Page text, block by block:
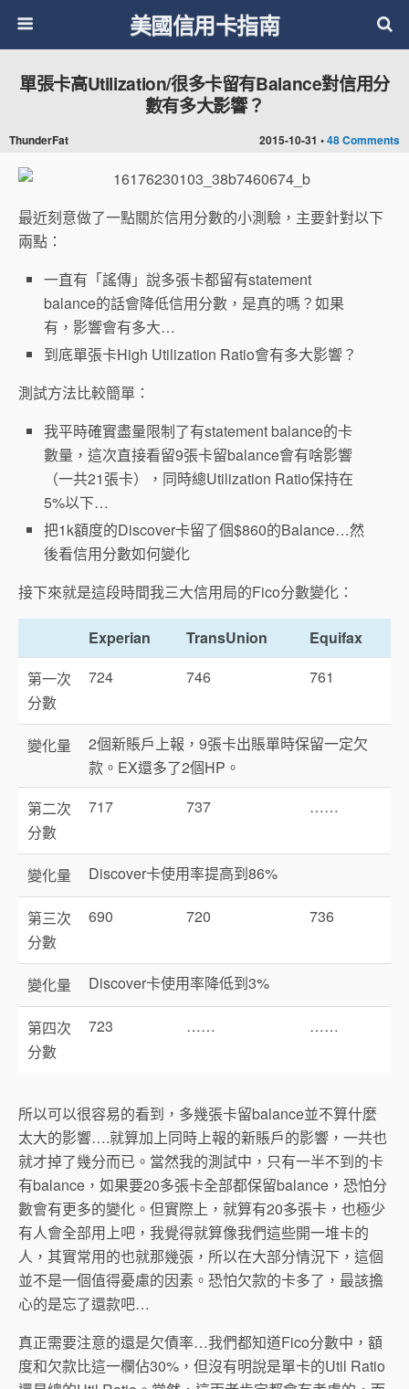
美國信用卡指南
2015-10-31 •48 Comments
單張卡高Utilization/很多卡留有Balance對信用分
數有多大影響？
ThunderFat
最近刻意做了一點關於信用分數的小測驗，主要針對以下
兩點：
一直有「謠傳」說多張卡都留有statement
balance的話會降低信用分數，是真的嗎？如果
有，影響會有多大…
到底單張卡High Utilization Ratio會有多大影響？
測試方法比較簡單：
我平時確實盡量限制了有statement balance的卡
數量，這次直接看留9張卡留balance會有啥影響
（一共21張卡），同時總Utilization Ratio保持在
5%以下…
把1k額度的Discover卡留了個$860的Balance…然
後看信用分數如何變化
接下來就是這段時間我三大信用局的Fico分數變化：
Experian TransUnion
Equifax
第一次
分數
724 746 761
變化量
2個新賬戶上報，9張卡出賬單時保留一定欠
款。EX還多了2個HP。
第二次
分數
717 737 ……
變化量 Discover卡使用率提高到86%
第三次
分數
690 720 736
變化量 Discover卡使用率降低到3%
第四次
分數
723 …… ……
所以可以很容易的看到，多幾張卡留balance並不算什麼
太大的影響….就算加上同時上報的新賬戶的影響，一共也
就才掉了幾分而已。當然我的測試中，只有一半不到的卡
有balance，如果要20多張卡全部都保留balance，恐怕分
數會有更多的變化。但實際上，就算有20多張卡，也極少
有人會全部用上吧，我覺得就算像我們這些開一堆卡的
人，其實常用的也就那幾張，所以在大部分情況下，這個
並不是一個值得憂慮的因素。恐怕欠款的卡多了，最該擔
心的是忘了還款吧…
真正需要注意的還是欠債率…我們都知道Fico分數中，額
度和欠款比這一欄佔30%，但沒有明說是單卡的Util Ratio